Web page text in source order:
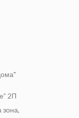
2П